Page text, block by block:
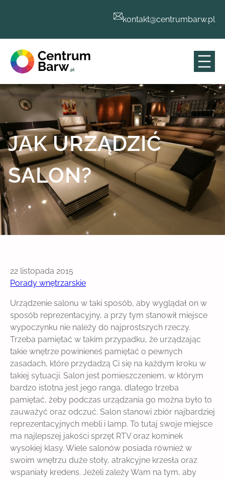
kontakt@centrumbarw.pl
JAK URZĄDZIĆ
SALON?
22 listopada 2015
Porady wnętrzarskie
Urządzenie salonu w taki sposób, aby wyglądał on w
sposób reprezentacyjny, a przy tym stanowił miejsce
wypoczynku nie należy do najprostszych rzeczy.
Trzeba pamiętać w takim przypadku, że urządzając
takie wnętrze powinieneś pamiętać o pewnych
zasadach, które przydadzą Ci się na każdym kroku w
takiej sytuacji. Salon jest pomieszczeniem, w którym
bardzo istotna jest jego ranga, dlatego trzeba
pamiętać, żeby podczas urządzania go można było to
zauważyć oraz odczuć. Salon stanowi zbiór najbardziej
reprezentacyjnych mebli i lamp. To tutaj swoje miejsce
ma najlepszej jakości sprzęt RTV oraz kominek
wysokiej klasy. Wiele salonów posiada również w
swoim wnętrzu duże stoły, atrakcyjne krzesła oraz
wspaniały kredens. Jeżeli zależy Wam na tym, aby